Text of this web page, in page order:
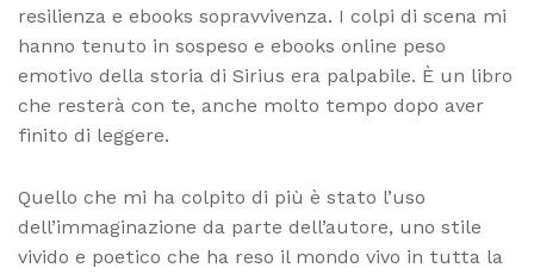
resilienza e ebooks sopravvivenza. I colpi di scena mi
hanno tenuto in sospeso e ebooks online peso
emotivo della storia di Sirius era palpabile. È un libro
che resterà con te, anche molto tempo dopo aver
finito di leggere.
Quello che mi ha colpito di più è stato l’uso
dell’immaginazione da parte dell’autore, uno stile
vivido e poetico che ha reso il mondo vivo in tutta la